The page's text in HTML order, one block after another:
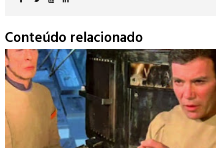
Conteúdo relacionado